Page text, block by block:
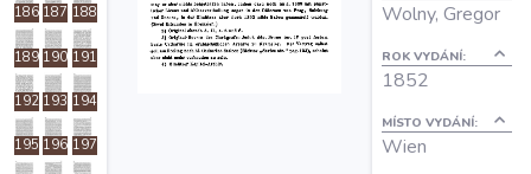
Nápověda
186 187 188
189 190 191
192 193 194
195 196 197
Wolny, Gregor
ROK VYDÁNÍ:
1852
MÍSTO VYDÁNÍ:
Wien